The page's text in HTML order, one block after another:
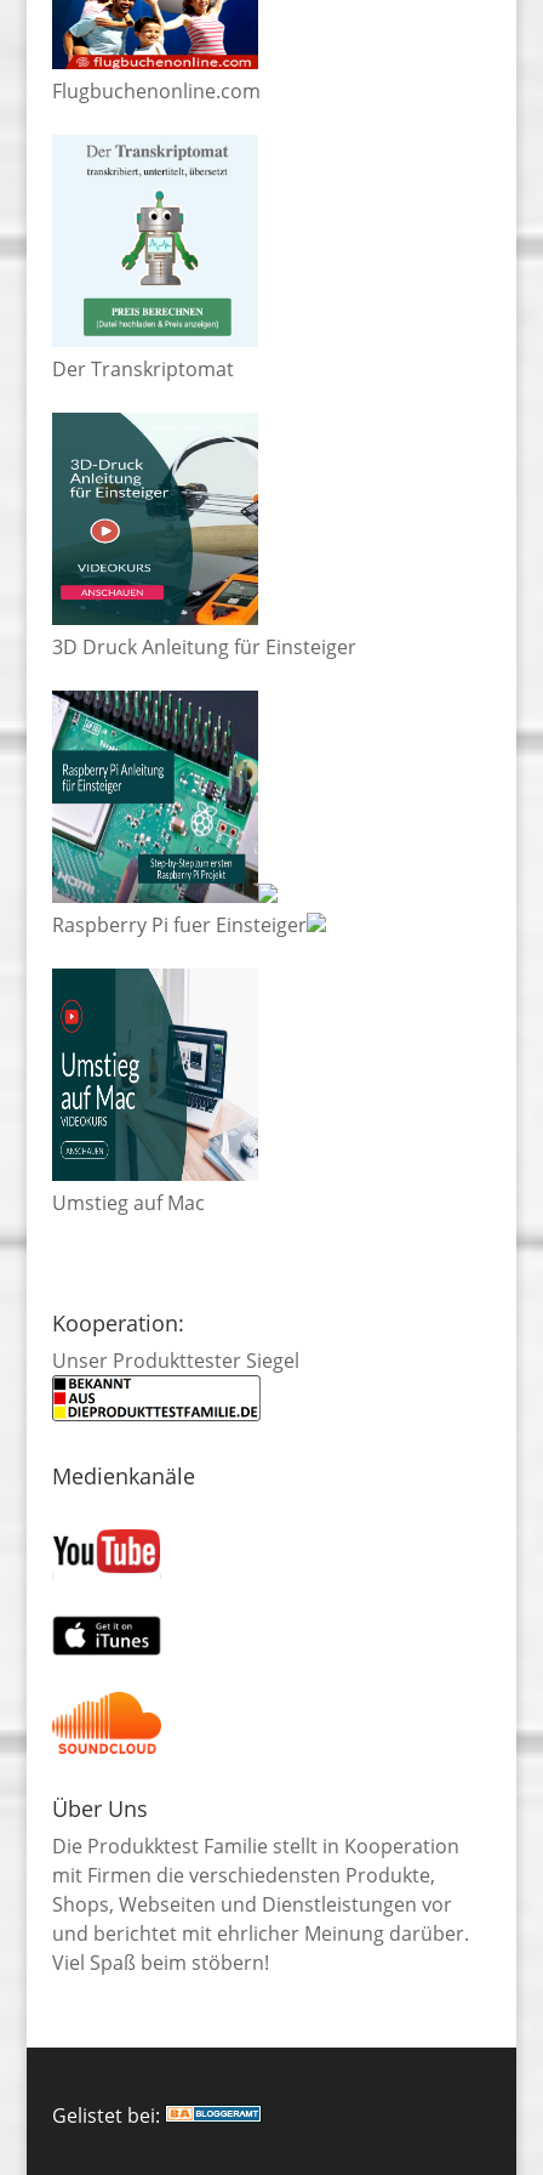
Flugbuchenonline.com
Der Transkriptomat
3D Druck Anleitung für Einsteiger
Raspberry Pi fuer Einsteiger
Umstieg auf Mac
Kooperation:
Unser Produkttester Siegel
Medienkanäle
Über Uns
Die Produkktest Familie stellt in Kooperation
mit Firmen die verschiedensten Produkte,
Shops, Webseiten und Dienstleistungen vor
und berichtet mit ehrlicher Meinung darüber.
Viel Spaß beim stöbern!
Gelistet bei: